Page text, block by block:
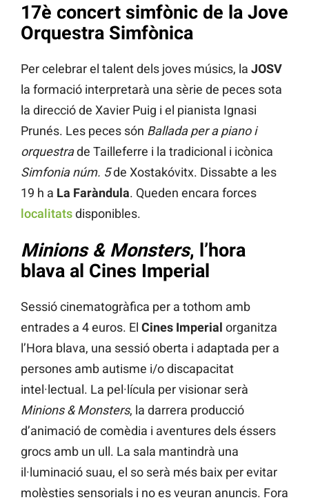
17è concert simfònic de la Jove
Orquestra Simfònica
Per celebrar el talent dels joves músics, la JOSV
la formació interpretarà una sèrie de peces sota
la direcció de Xavier Puig i el pianista Ignasi
Prunés. Les peces són Ballada per a piano i
orquestrade Tailleferre i la tradicional i icònica
Simfonia núm. 5de Xostakóvitx. Dissabte a les
19 h a La Faràndula. Queden encara forces
localitatsdisponibles.
Minions & Monsters, l’hora
blava al Cines Imperial
Sessió cinematogràfica per a tothom amb
entrades a 4 euros. El Cines Imperial organitza
l’Hora blava, una sessió oberta i adaptada per a
persones amb autisme i/o discapacitat
intel·lectual. La pel·lícula per visionar serà
Minions & Monsters, la darrera producció
d’animació de comèdia i aventures dels éssers
grocs amb un ull. La sala mantindrà una
il·luminació suau, el so serà més baix per evitar
molèsties sensorials i no es veuran anuncis. Fora